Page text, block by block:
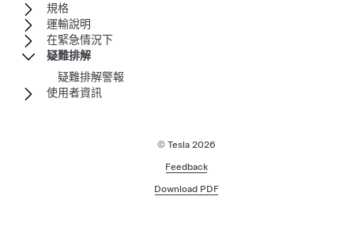
規格
運輸說明
在緊急情況下
疑難排解
疑難排解警報
使用者資訊
© Tesla 2026
Feedback
Download PDF